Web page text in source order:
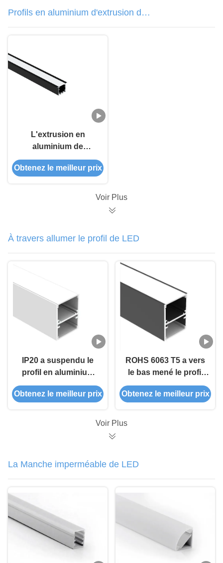
Profils en aluminium d'extrusion de
LED
L'extrusion en
aluminium de
W35*H35mm LED
profile le bâti enfoncé
Obtenez le meilleur prix
Voir Plus
À travers allumer le profil de LED
IP20 a suspendu le
profil en aluminium
mené de bande 6063
T5 100lm/W pour vers
Obtenez le meilleur prix
ROHS 6063 T5 a vers
le bas mené le profil
en aluminium
W27.3mm H35mm
Obtenez le meilleur prix
Voir Plus
La Manche imperméable de LED